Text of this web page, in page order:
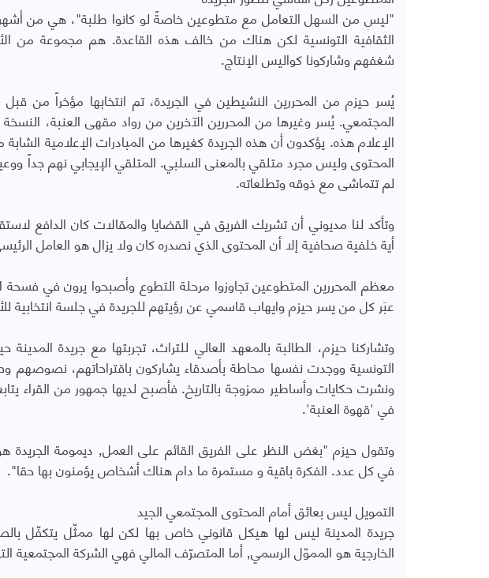
"ليس من السهل التعامل مع متطوعين خاصةً لو كانوا طلبة"، هي من
الثقافية التونسية لكن هناك من خالف هذه القاعدة. هم مجموعة
شغفهم وشاركونا كواليس الإنتاج.
يُسر حيزم من المحررين النشيطين في الجريدة، تم انتخابها مؤخراً
المجتمعي. يُسر وغيرها من المحررين الآخرين من رواد مقهى العنبة،
الإعلام هذه. يؤكدون أن هذه الجريدة كغيرها من المبادرات الإعلامية
المحتوى وليس مجرد متلقي بالمعنى السلبي. المتلقي الإيجابي نهم جداً
لم تتماشى مع ذوقه وتطلعاته.
وتأكد لنا مديوني أن تشريك الفريق في القضايا والمقالات كان الدافع
أية خلفية صحافية إلا أن المحتوى الذي نصدره كان ولا يزال هو العامل
معظم المحررين المتطوعين تجاوزوا مرحلة التطوع وأصبحوا يرون في
عبَر كل من يسر حيزم وايهاب قاسمي عن رؤيتهم للجريدة في جلسة انتخابية
وتشاركنا حيزم، الطالبة بالمعهد العالي للتراث، تجربتها مع جريدة المدينة
التونسية ووجدت نفسها محاطة بأصدقاء يشاركون باقتراحاتهم، نصوصهم
ونشرت حكايات وأساطير ممزوجة بالتاريخ. فأصبح لديها جمهور من القراء
في 'قهوة العنبة'.
وتقول حيزم "بغض النظر على
في كل عدد. الفكرة باقية و مستمرة ما دام هناك أشخاص يؤمنون بها حقا".
التمويل ليس بعائق أمام المحتوى المجتمعي الجيد
جريدة المدينة ليس لها هيكل قانوني خاص بها لكن لها ممثّل يتكفّل
الخارجية هو المموّل الرسمي٬ أما المتصرّف المالي فهي الشركة المجتمعية التي تحمل اسم السمكة الزرقاء أو Blue Fish.